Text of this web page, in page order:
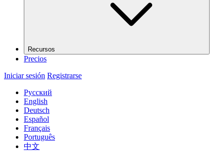
Recursos
Precios
Iniciar sesión Registrarse
Русский
English
Deutsch
Español
Français
Português
中文